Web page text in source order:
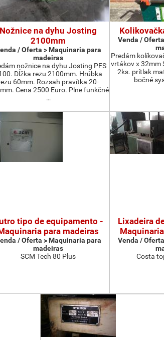
Nožnice na dyhu Josting
2100mm
/ Oferta > Maquinaria para
madeiras
nožnice na dyhu Josting PFS
Dĺžka rezu 2100mm. Hrúbka
60mm. Rozsah pravítka 20-
Cena 2500 Euro. Plne funkčné
…
Venda /
Predám
vrtákov x 32mm
2ks. prítlak
bočné
tipo de equipamento -
para madeiras
/ Oferta > Maquinaria para
madeiras
SCM Tech 80 Plus
Lixadeira
Venda /
Costa